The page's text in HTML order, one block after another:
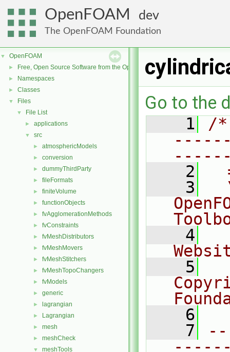
OpenFOAM dev
The OpenFOAM Foundation
▼ OpenFOAM
► Free, Open Source Software from the OpenFOAM Foundation
► Namespaces
► Classes
▼ Files
▼ File List
► applications
▼ src
► atmosphericModels
► conversion
► dummyThirdParty
► fileFormats
► finiteVolume
► functionObjects
► fvAgglomerationMethods
► fvConstraints
► fvMeshDistributors
► fvMeshMovers
► fvMeshStitchers
► fvMeshTopoChangers
► fvModels
► generic
► lagrangian
► Lagrangian
► mesh
► meshCheck
▼ meshTools
Go to the
    1
/
    2
    3
    4
    5
    6
    7